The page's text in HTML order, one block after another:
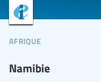
Namibie
afrique